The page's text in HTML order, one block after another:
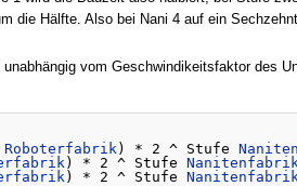
die Hälfte. Also bei Nani 4 auf ein
vom Geschwindikeitsfaktor des
Roboterfabrik ) * 2 ^ Stufe
) * 2 ^ Stufe Nanitenfabrik
) * 2 ^ Stufe Nanitenfabrik